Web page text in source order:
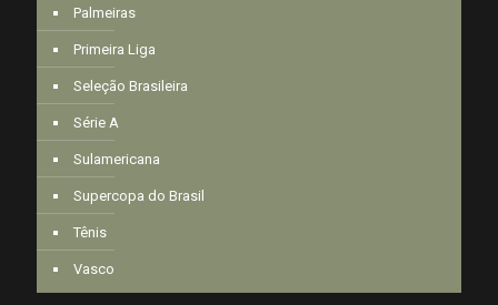
Palmeiras
Primeira Liga
Seleção Brasileira
Série A
Sulamericana
Supercopa do Brasil
Tênis
Vasco